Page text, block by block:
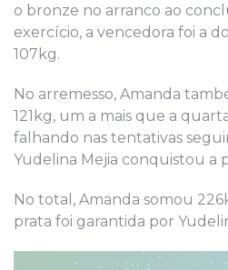
o bronze no arranco ao
exercício, a vencedora foi a
107kg.
No arremesso, Amanda
121kg, um a mais que a
falhando nas tentativas
Yudelina Mejia conquistou a
No total, Amanda somou
prata foi garantida por